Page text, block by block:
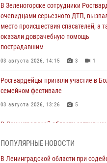
В Зеленогорске сотрудники
очевидцами серьезного ДТП,
место происшествия спасателей, а
оказали доврачебную помощь
пострадавшим
03 августа 2026, 14:15 3 1
Росгвардейцы приняли участие в
семейном фестивале
03 августа 2026, 13:26 5
В Ленинградской области
мальчика с нарушением слуха и
вернуться домой
ПОПУЛЯРНЫЕ НОВОСТИ
В Ленинградской области при